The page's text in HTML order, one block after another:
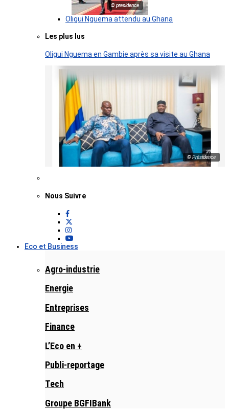
© presidence
Oligui Nguema attendu au Ghana
Les plus lus
Oligui Nguema en Gambie après sa visite au Ghana
© Présidence
Nous Suivre
Eco et Business
Agro-industrie
Energie
Entreprises
Finance
L’Eco en +
Publi-reportage
Tech
Groupe BGFIBank